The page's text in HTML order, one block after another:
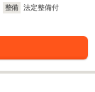
整備
法定整備付